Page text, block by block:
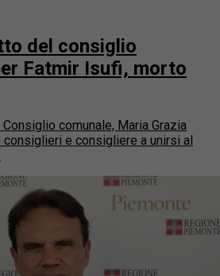
del consiglio
Fatmir Isufi, morto
comunale, Maria Grazia
consiglieri e consigliere a unirsi al